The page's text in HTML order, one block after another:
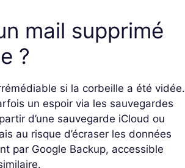
mail supprimé
?
si la corbeille a été vidée.
un espoir via les sauvegardes
d’une sauvegarde iCloud ou
au risque d’écraser les données
par Google Backup, accessible